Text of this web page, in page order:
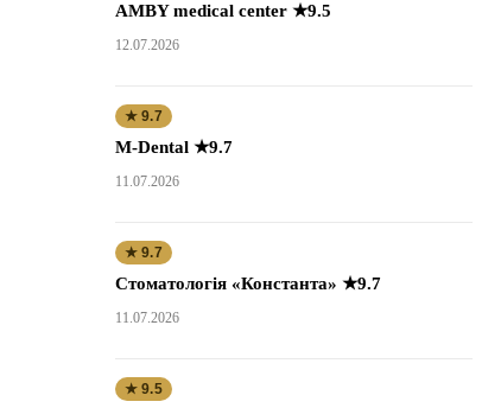
AMBY medical center ★9.5
12.07.2026
★ 9.7
M-Dental ★9.7
11.07.2026
★ 9.7
Стоматологія «Константа» ★9.7
11.07.2026
★ 9.5